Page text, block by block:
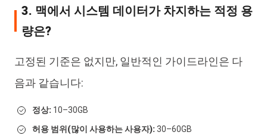
3. 맥에서 시스템 데이터가 차지하는 적정 용
량은?
고정된 기준은 없지만, 일반적인 가이드라인은 다
음과 같습니다:
정상: 10–30GB
허용 범위(많이 사용하는 사용자):30–60GB